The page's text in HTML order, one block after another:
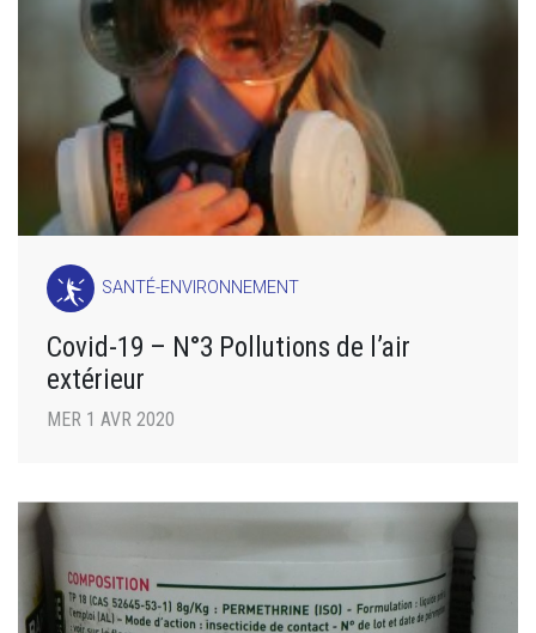
SANTÉ-ENVIRONNEMENT
Covid-19 – N°3 Pollutions de l’air
extérieur
MER 1 AVR 2020